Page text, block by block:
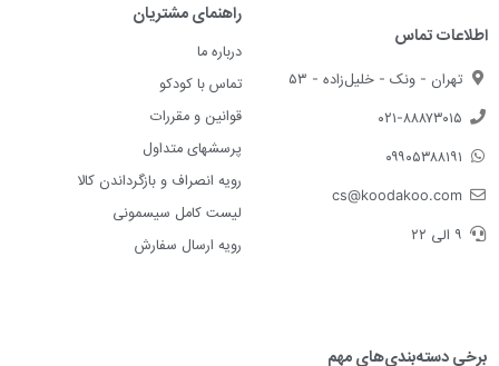
اطلاعات تماس
تهران - ونک - خلیل‌زاده - ۵۳
۰۲۱-۸۸۸۷۳۰۱۵
۰۹۹۰۵۳۸۸۱۹۱
cs@koodakoo.com
۹ الی ۲۲
راهنمای مشتریان
درباره ما
تماس با کودکو
قوانین و مقررات
پرسشهای متداول
رویه انصراف و بازگرداندن کالا
لیست کامل سیسمونی
رویه ارسال سفارش
برخی دسته‌بندی‌های مهم